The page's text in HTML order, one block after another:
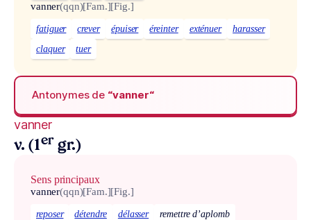
vanner(qqn)[Fam.][Fig.]
fatiguer crever épuiser éreinter exténuer
harasser
claquer
tuer
Antonymes de “vanner“
vanner
v. (1er gr.)
Sens principaux
vanner(qqn)[Fam.][Fig.]
reposer détendre délasser
remettre d’aplomb